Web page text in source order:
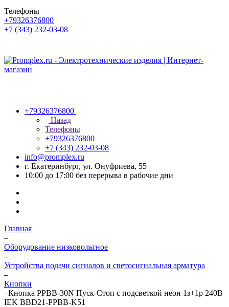
Телефоны
+79326376800
+7 (343) 232-03-08
+79326376800
Назад
Телефоны
+79326376800
+7 (343) 232-03-08
info@promplex.ru
г. Екатеринбург, ул. Онуфриева, 55
10:00 до 17:00 без перерыва в рабочие дни
Главная
–
Оборудование низковольтное
–
Устройства подачи сигналов и светосигнальная арматура
–
Кнопки
–Кнопка PPBB-30N Пуск-Стоп с подсветкой неон 1з+1р 240В
IEK BBD21-PPBB-K51